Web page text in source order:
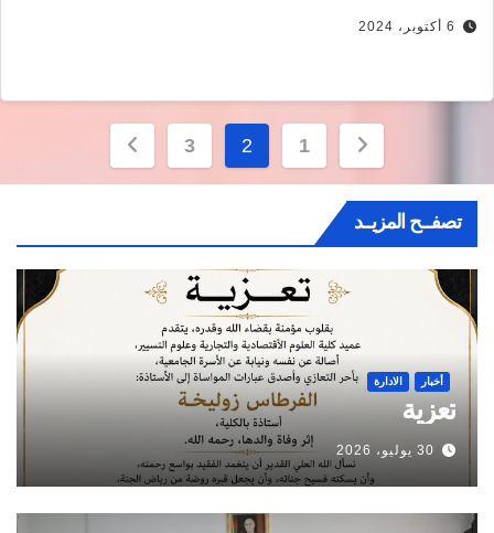
6 أكتوبر، 2024
تصفّح
المقالات
تصفــح المزيــد
أخبار الادارة
تعزية
30 يوليو، 2026